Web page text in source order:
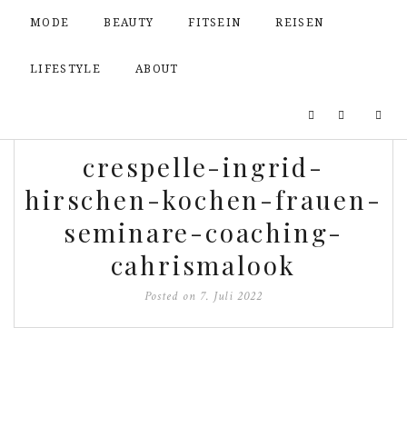
MODE BEAUTY FITSEIN REISEN
LIFESTYLE ABOUT
crespelle-ingrid-
hirschen-kochen-frauen-
seminare-coaching-
cahrismalook
Posted on 7. Juli 2022